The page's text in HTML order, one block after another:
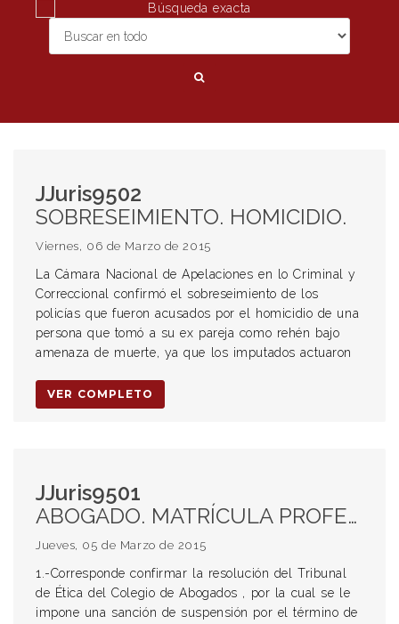
Búsqueda exacta
JJuris9502
SOBRESEIMIENTO. HOMICIDIO.
Viernes, 06 de Marzo de 2015
La Cámara Nacional de Apelaciones en lo Criminal y
Correccional confirmó el sobreseimiento de los
policías que fueron acusados por el homicidio de una
persona que tomó a su ex pareja como rehén bajo
amenaza de muerte, ya que los imputados actuaron
VER COMPLETO
JJuris9501
ABOGADO. MATRÍCULA PROFESIONAL. SUSPENSIÓN DE LA MATRÍCULA. TRIBUNAL DE DISCIPLINA, ÉTICA PROFESIONAL.
Jueves, 05 de Marzo de 2015
1.-Corresponde confirmar la resolución del Tribunal
de Ética del Colegio de Abogados , por la cual se le
impone una sanción de suspensión por el término de